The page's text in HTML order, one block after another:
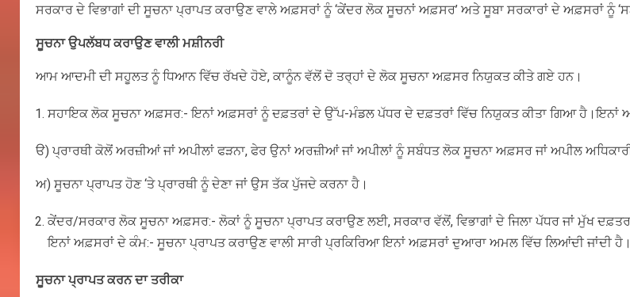
ਸਰਕਾਰ ਦੇ ਵਿਭਾਗਾਂ ਦੀ ਸੂਚਨਾ ਪ੍ਰਾਪਤ ਕਰਾਉਣ ਵਾਲੇ ਅਫ਼ਸਰਾਂ ਨੂੰ ‘ਕੇਂਦਰ ਲੋਕ ਸੂਚਨਾਂ ਅਫ਼ਸਰ’ ਅਤੇ ਸੂਬਾ ਸਰਕਾਰਾਂ ਦੇ ਅਫ਼ਸਰਾਂ ਨੂੰ
ਸੂਚਨਾ ਉਪਲੱਬਧ ਕਰਾਉਣ ਵਾਲੀ ਮਸ਼ੀਨਰੀ
ਆਮ ਆਦਮੀ ਦੀ ਸਹੂਲਤ ਨੂੰ ਧਿਆਨ ਵਿੱਚ ਰੱਖਦੇ ਹੋਏ, ਕਾਨੂੰਨ ਵੱਲੋਂ ਦੋ ਤਰ੍ਹਾਂ ਦੇ ਲੋਕ ਸੂਚਨਾ ਅਫ਼ਸਰ ਨਿਯੁਕਤ ਕੀਤੇ ਗਏ ਹਨ।
ਸਹਾਇਕ ਲੋਕ ਸੂਚਨਾ ਅਫ਼ਸਰ:- ਇਨਾਂ ਅਫ਼ਸਰਾਂ ਨੂੰ ਦਫ਼ਤਰਾਂ ਦੇ ਉੱਪ-ਮੰਡਲ ਪੱਧਰ ਦੇ ਦਫ਼ਤਰਾਂ ਵਿੱਚ ਨਿਯੁਕਤ ਕੀਤਾ ਗਿਆ ਹੈ।ਇਨਾਂ
ੳ) ਪ੍ਰਾਰਥੀ ਕੋਲੋਂ ਅਰਜ਼ੀਆਂ ਜਾਂ ਅਪੀਲਾਂ ਫੜਨਾ, ਫੇਰ ਉਨਾਂ ਅਰਜ਼ੀਆਂ ਜਾਂ ਅਪੀਲਾਂ ਨੂੰ ਸਬੰਧਤ ਲੋਕ ਸੂਚਨਾ ਅਫ਼ਸਰ ਜਾਂ ਅਪੀਲ
ਅ) ਸੂਚਨਾ ਪ੍ਰਾਪਤ ਹੋਣ ‘ਤੇ ਪ੍ਰਾਰਥੀ ਨੂੰ ਦੇਣਾ ਜਾਂ ਉਸ ਤੱਕ ਪੁੱਜਦੇ ਕਰਨਾ ਹੈ।
ਕੇਂਦਰ/ਸਰਕਾਰ ਲੋਕ ਸੂਚਨਾ ਅਫ਼ਸਰ:- ਲੋਕਾਂ ਨੂੰ ਸੂਚਨਾ ਪ੍ਰਾਪਤ ਕਰਾਉਣ ਲਈ, ਸਰਕਾਰ ਵੱਲੋਂ, ਵਿਭਾਗਾਂ ਦੇ ਜਿਲਾ ਪੱਧਰ ਜਾਂ ਮੁੱਖ
ਇਨਾਂ ਅਫ਼ਸਰਾਂ ਦੇ ਕੰਮ:- ਸੂਚਨਾ ਪ੍ਰਾਪਤ ਕਰਾਉਣ ਵਾਲੀ ਸਾਰੀ ਪ੍ਰਕਿਰਿਆ ਇਨਾਂ ਅਫ਼ਸਰਾਂ ਦੁਆਰਾ ਅਮਲ ਵਿੱਚ ਲਿਆਂਦੀ ਜਾਂਦੀ ਹੈ।
ਸੂਚਨਾ ਪ੍ਰਾਪਤ ਕਰਨ ਦਾ ਤਰੀਕਾ